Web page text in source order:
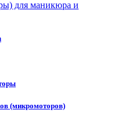
для маникюра и
(микромоторов)